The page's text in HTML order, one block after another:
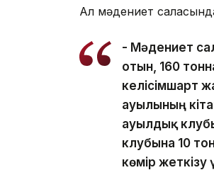
Ал мәдениет
- Мәдениет
отын, 160
келісімшарт
ауылының
ауылдық
клубына 10
көмір